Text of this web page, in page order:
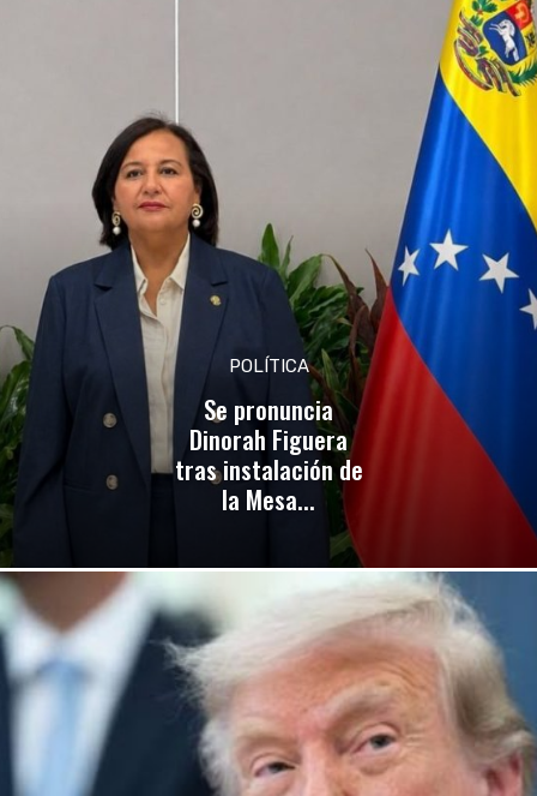
POLÍTICA
Se pronuncia
Dinorah Figuera
tras instalación de
la Mesa...